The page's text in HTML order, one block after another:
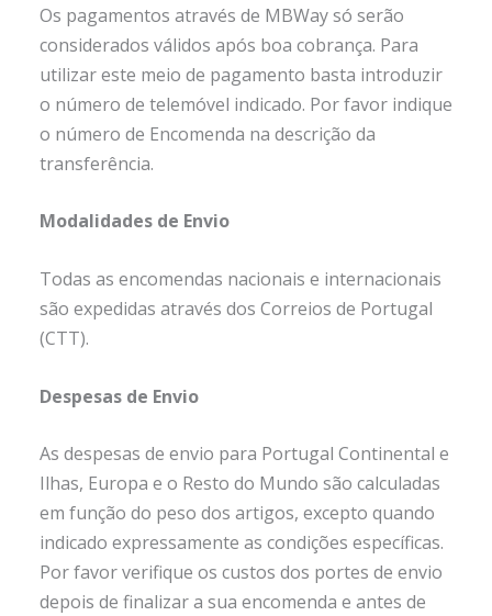
Os pagamentos através de MBWay só serão
considerados válidos após boa cobrança. Para
utilizar este meio de pagamento basta introduzir
o número de telemóvel indicado. Por favor indique
o número de Encomenda na descrição da
transferência.
Modalidades de Envio
Todas as encomendas nacionais e internacionais
são expedidas através dos Correios de Portugal
(CTT).
Despesas de Envio
As despesas de envio para Portugal Continental e
Ilhas, Europa e o Resto do Mundo são calculadas
em função do peso dos artigos, excepto quando
indicado expressamente as condições específicas.
Por favor verifique os custos dos portes de envio
depois de finalizar a sua encomenda e antes de